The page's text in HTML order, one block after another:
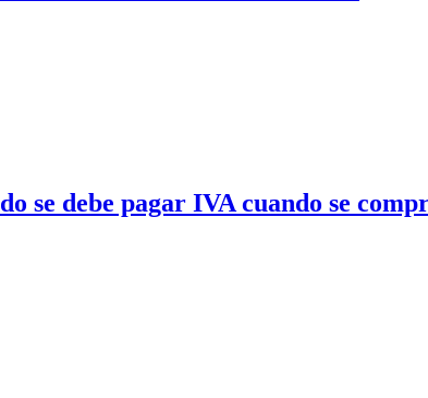
se debe pagar IVA cuando se